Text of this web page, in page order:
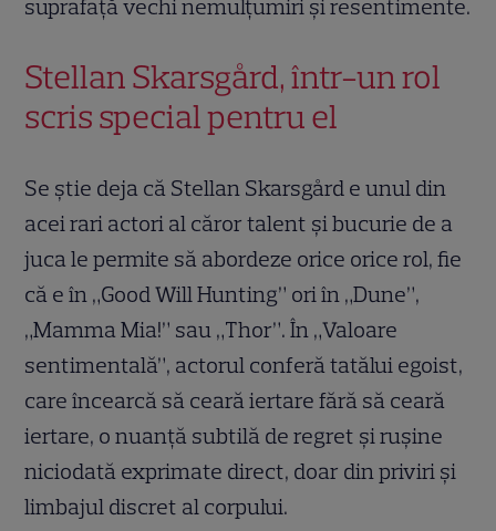
suprafață vechi nemulțumiri și resentimente.
Stellan Skarsgård, într-un rol
scris special pentru el
Se știe deja că Stellan Skarsgård e unul din
acei rari actori al căror talent și bucurie de a
juca le permite să abordeze orice orice rol, fie
că e în „Good Will Hunting” ori în „Dune”,
„Mamma Mia!” sau „Thor”. În „Valoare
sentimentală”, actorul conferă tatălui egoist,
care încearcă să ceară iertare fără să ceară
iertare, o nuanță subtilă de regret și rușine
niciodată exprimate direct, doar din priviri și
limbajul discret al corpului.